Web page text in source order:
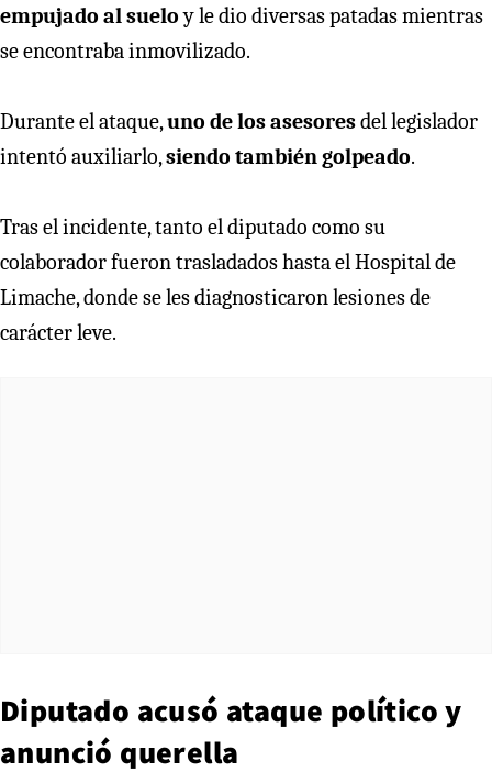
empujado al sueloy le dio diversas patadas mientras
se encontraba inmovilizado.
Durante el ataque,uno de los asesoresdel legislador
intentó auxiliarlo,siendo también golpeado.
Tras el incidente, tanto el diputado como su
colaborador fueron trasladados hasta el Hospital de
Limache, donde se les diagnosticaron lesiones de
carácter leve.
Diputado acusó ataque político y
anunció querella